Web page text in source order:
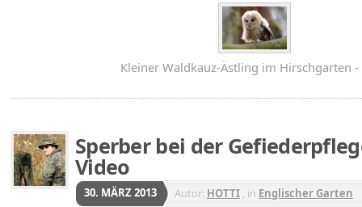
Kleiner Waldkauz-Ästling im Hirschgarten -
Sperber bei der
Video
30. MÄRZ 2013 Autor: HOTTI , in Englischer Garten